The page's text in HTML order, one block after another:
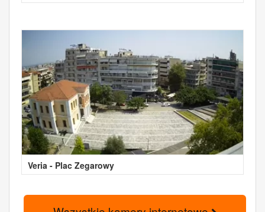
Veria - Plac Zegarowy